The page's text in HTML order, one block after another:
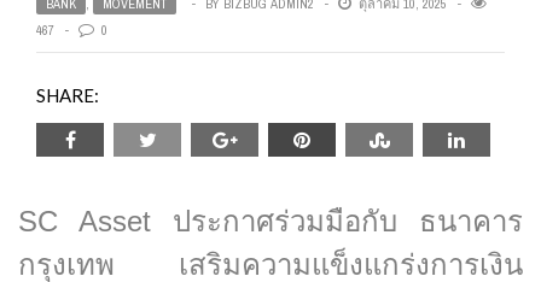
BANK , MOVEMENT BY BIZBUG ADMIN2
ตุลาคม 10, 2025
467
0
SHARE:
SC Asset ประกาศร่วมมือกับ ธนาคาร
กรุงเทพ เสริมความแข็งแกร่งการเงิน